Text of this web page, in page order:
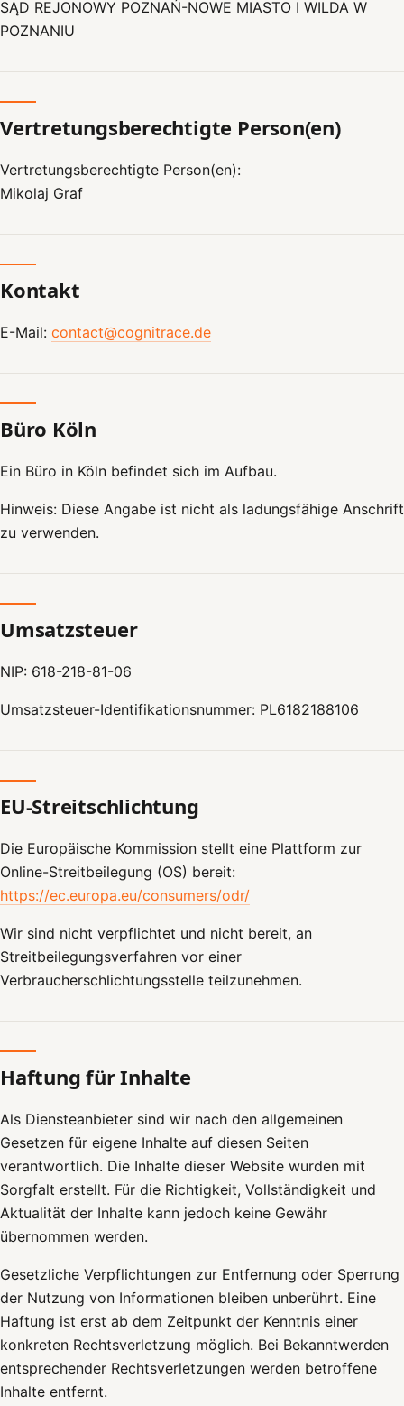
SĄD REJONOWY POZNAŃ-NOWE MIASTO I WILDA W
POZNANIU
Vertretungsberechtigte Person(en)
Vertretungsberechtigte Person(en):
Mikolaj Graf
Kontakt
E-Mail: contact@cognitrace.de
Büro Köln
Ein Büro in Köln befindet sich im Aufbau.
Hinweis: Diese Angabe ist nicht als ladungsfähige Anschrift
zu verwenden.
Umsatzsteuer
NIP: 618-218-81-06
Umsatzsteuer-Identifikationsnummer: PL6182188106
EU-Streitschlichtung
Die Europäische Kommission stellt eine Plattform zur
Online-Streitbeilegung (OS) bereit:
https://ec.europa.eu/consumers/odr/
Wir sind nicht verpflichtet und nicht bereit, an
Streitbeilegungsverfahren vor einer
Verbraucherschlichtungsstelle teilzunehmen.
Haftung für Inhalte
Als Diensteanbieter sind wir nach den allgemeinen
Gesetzen für eigene Inhalte auf diesen Seiten
verantwortlich. Die Inhalte dieser Website wurden mit
Sorgfalt erstellt. Für die Richtigkeit, Vollständigkeit und
Aktualität der Inhalte kann jedoch keine Gewähr
übernommen werden.
Gesetzliche Verpflichtungen zur Entfernung oder Sperrung
der Nutzung von Informationen bleiben unberührt. Eine
Haftung ist erst ab dem Zeitpunkt der Kenntnis einer
konkreten Rechtsverletzung möglich. Bei Bekanntwerden
entsprechender Rechtsverletzungen werden betroffene
Inhalte entfernt.